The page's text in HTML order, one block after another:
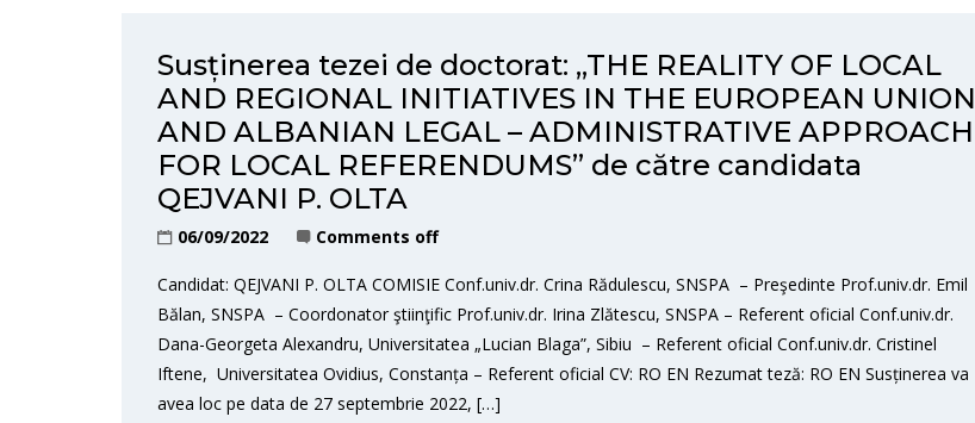
Susținerea tezei de doctorat: „THE REALITY OF LOCAL
AND REGIONAL INITIATIVES IN THE EUROPEAN UNION
AND ALBANIAN LEGAL – ADMINISTRATIVE APPROACH
FOR LOCAL REFERENDUMS” de către candidata
QEJVANI P. OLTA
06/09/2022 Comments off
Candidat: QEJVANI P. OLTA COMISIE Conf.univ.dr. Crina Rădulescu, SNSPA – Preşedinte Prof.univ.dr. Emil
Bălan, SNSPA – Coordonator ştiinţific Prof.univ.dr. Irina Zlătescu, SNSPA – Referent oficial Conf.univ.dr.
Dana-Georgeta Alexandru, Universitatea „Lucian Blaga”, Sibiu – Referent oficial Conf.univ.dr. Cristinel
Iftene, Universitatea Ovidius, Constanța – Referent oficial CV: RO EN Rezumat teză: RO EN Susținerea va
avea loc pe data de 27 septembrie 2022, […]